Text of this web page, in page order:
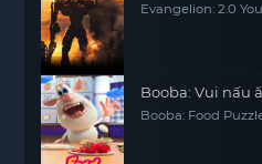
Evangelion: 2.0
Booba: Vui nấu
Booba: Food